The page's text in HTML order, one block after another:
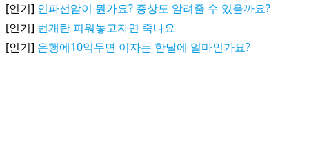
[인기] 인파선암이 뭔가요? 증상도 알려줄 수 있을까요?
[인기] 번개탄 피워놓고자면 죽나요
[인기] 은행에10억두면 이자는 한달에 얼마인가요?